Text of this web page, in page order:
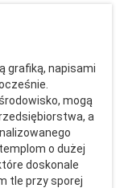
grafiką, napisami
mogą
a
o dużej
doskonale
tle przy sporej